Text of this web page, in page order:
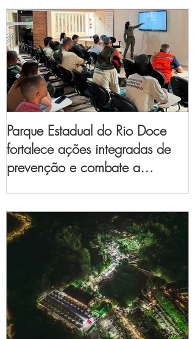
Parque Estadual do Rio Doce
fortalece ações integradas de
prevenção e combate a